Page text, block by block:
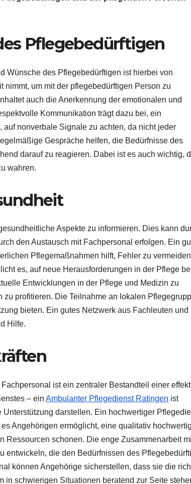
Pflegebedürftigen
Wünsche des Pflegebedürftigen ist hierbei von
um mit der pflegebedürftigen Person zu
auch die Anerkennung der emotionalen und
Kommunikation trägt dazu bei, ein
nonverbale Signale zu achten, da nicht jeder
Gespräche helfen, die Bedürfnisse des
darauf zu reagieren. Dabei ist es auch wichtig,
wahren.
Aspekte zu informieren. Dies kann
den Austausch mit Fachpersonal erfolgen. Ein
Pflegemaßnahmen hilft, Fehler zu
es, auf neue Herausforderungen in der Pflege
Entwicklungen in der Pflege und Medizin zu
profitieren. Die Teilnahme an lokalen
bieten. Ein gutes Netzwerk aus Fachleuten und
Hilfe.
ist ein zentraler Bestandteil einer
– ein Ambulanter Pflegedienst Ratingen ist
darstellen. Ein hochwertiger
Angehörigen ermöglicht, eine qualitativ
Ressourcen schonen. Die enge Zusammenarbeit
entwickeln, die den Bedürfnissen des
können Angehörige sicherstellen, dass sie die
in schwierigen Situationen beratend zur Seite